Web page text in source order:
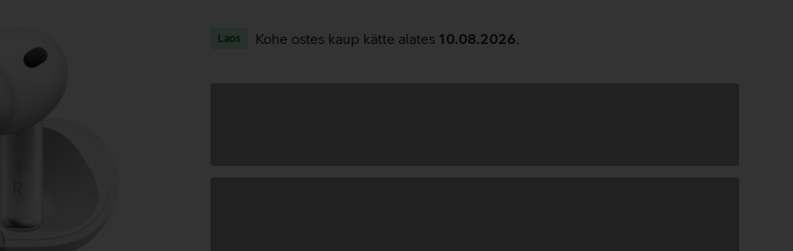
Laos Kohe ostes kaup kätte alates 10.08.2026